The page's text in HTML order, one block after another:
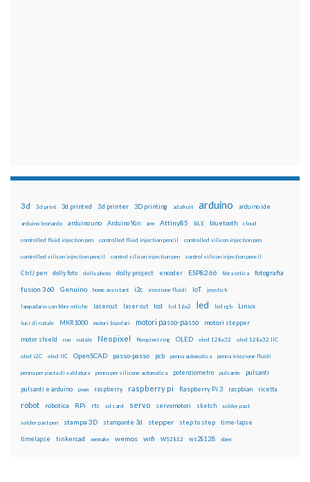
3d 3d print 3d printed 3d printer 3D printing adafruit arduino arduino ide
arduino leonardo arduino uno Arduino Yún arm Attiny85 BLE bluetooth cloud
controlled fluid injection pen controlled fluid injection pencil controlled silicon injection pen
controlled silicon injection pencil control silicon injection pen control silicon injection pencil
CtrlJ pen dolly foto dolly photo dolly project encoder ESP8266 fibra ottica fotografia
fusion 360 Genuino home assistant i2c iniezione fluidi IoT joystick
lampadario con fibre ottiche lasercut laser cut lcd lcd 16x2 led led rgb Linux
luci di natale MKR1000 motori bipolari motori passo-passo motori stepper
motor shield nas natale Neopixel Neopixel ring OLED oled 128x32 oled 128x32 IIC
oled i2C oled IIC OpenSCAD passo-passo pcb penna automatica penna iniezione fluidi
penna per pasta di saldatura penna per silicone automatica potenziometro pulsante pulsanti
pulsanti e arduino pwm raspberry raspberry pi Raspberry Pi 3 raspbian ricetta
robot robotica RPi rtc sd card servo servomotori sketch solder past
solder past pen stampa 3D stampante 3d stepper step to step time-lapse
timelapse tinkercad wemake wemos wifi WS2812 ws2812B xbee